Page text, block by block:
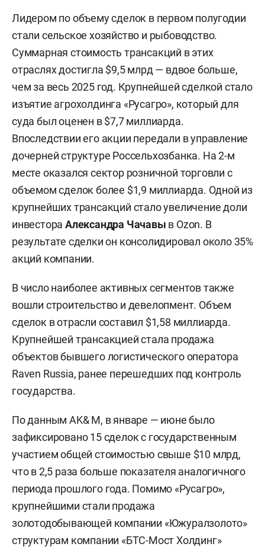
Лидером по объему сделок в первом полугодии
стали сельское хозяйство и рыбоводство.
Суммарная стоимость трансакций в этих
отраслях достигла $9,5 млрд — вдвое больше,
чем за весь 2025 год. Крупнейшей сделкой стало
изъятие агрохолдинга «Русагро», который для
суда был оценен в $7,7 миллиарда.
Впоследствии его акции передали в управление
дочерней структуре Россельхозбанка. На 2-м
месте оказался сектор розничной торговли с
объемом сделок более $1,9 миллиарда. Одной из
крупнейших трансакций стало увеличение доли
инвестораАлександра Чачавы в Ozon. В
результате сделки он консолидировал около 35%
акций компании.
В число наиболее активных сегментов также
вошли строительство и девелопмент. Объем
сделок в отрасли составил $1,58 миллиарда.
Крупнейшей трансакцией стала продажа
объектов бывшего логистического оператора
Raven Russia, ранее перешедших под контроль
государства.
По данным AK& M, в январе — июне было
зафиксировано 15 сделок с государственным
участием общей стоимостью свыше $10 млрд,
что в 2,5 раза больше показателя аналогичного
периода прошлого года. Помимо «Русагро»,
крупнейшими стали продажа
золотодобывающей компании «Южуралзолото»
структурам компании «БТС-Мост Холдинг»